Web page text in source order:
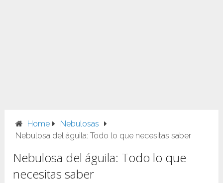
Home
Nebulosas
Nebulosa del águila: Todo lo que necesitas saber
Nebulosa del águila: Todo lo que
necesitas saber